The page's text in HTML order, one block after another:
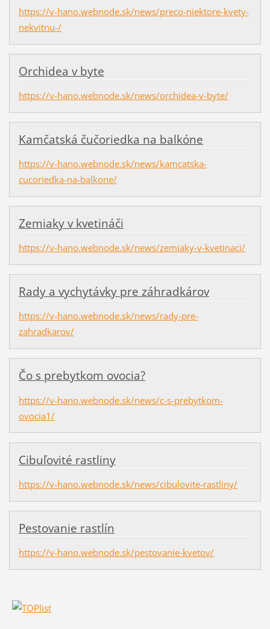
https://v-hano.webnode.sk/news/preco-niektore-kvety-
nekvitnu-/
Orchidea v byte
https://v-hano.webnode.sk/news/orchidea-v-byte/
Kamčatská čučoriedka na balkóne
https://v-hano.webnode.sk/news/kamcatska-
cucoriedka-na-balkone/
Zemiaky v kvetináči
https://v-hano.webnode.sk/news/zemiaky-v-kvetinaci/
Rady a vychytávky pre záhradkárov
https://v-hano.webnode.sk/news/rady-pre-
zahradkarov/
Čo s prebytkom ovocia?
https://v-hano.webnode.sk/news/c-s-prebytkom-
ovocia1/
Cibuľovité rastliny
https://v-hano.webnode.sk/news/cibulovite-rastliny/
Pestovanie rastlín
https://v-hano.webnode.sk/pestovanie-kvetov/